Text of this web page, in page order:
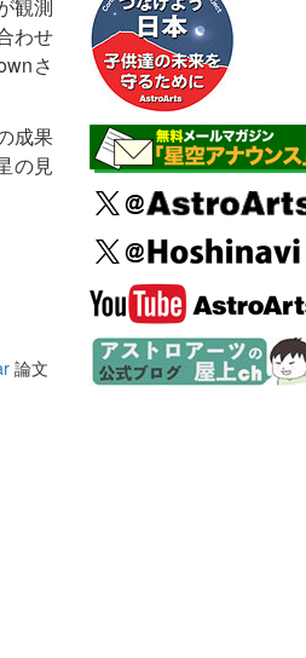
観測
わせ
さ
成果
の見
論文